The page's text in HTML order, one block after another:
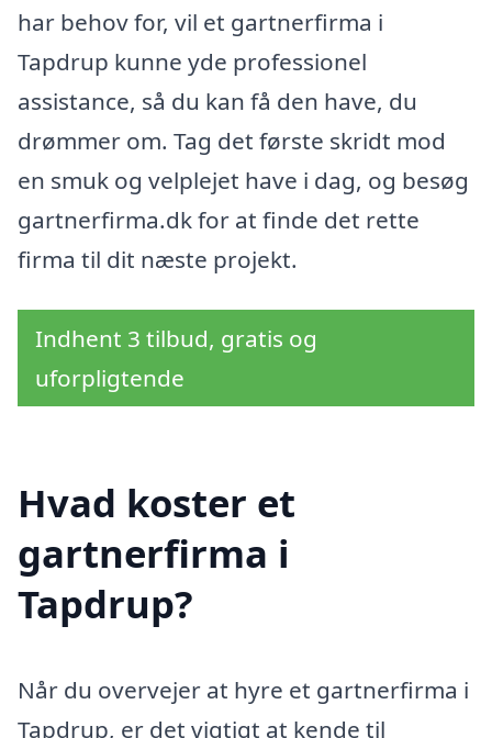
har behov for, vil et gartnerfirma i
Tapdrup kunne yde professionel
assistance, så du kan få den have, du
drømmer om. Tag det første skridt mod
en smuk og velplejet have i dag, og besøg
gartnerfirma.dk for at finde det rette
firma til dit næste projekt.
Indhent 3 tilbud, gratis og
uforpligtende
Hvad koster et
gartnerfirma i
Tapdrup?
Når du overvejer at hyre et gartnerfirma i
Tapdrup, er det vigtigt at kende til